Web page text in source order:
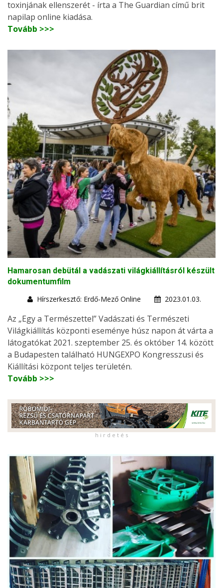
toxinjának ellenszerét - írta a The Guardian című brit
napilap online kiadása.
Tovább >>>
Hamarosan debütál a vadászati világkiállításról készült
dokumentumfilm
Hírszerkesztő: Erdő-Mező Online
2023.01.03.
Az „Egy a Természettel” Vadászati és Természeti
Világkiállítás központi eseménye húsz napon át várta a
látogatókat 2021. szeptember 25. és október 14. között
a Budapesten található HUNGEXPO Kongresszusi és
Kiállítási központ teljes területén.
Tovább >>>
h i r d e t é s